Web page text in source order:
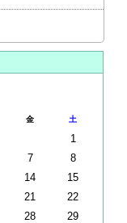
金 土
1
7
8
14
15
21
22
28
29